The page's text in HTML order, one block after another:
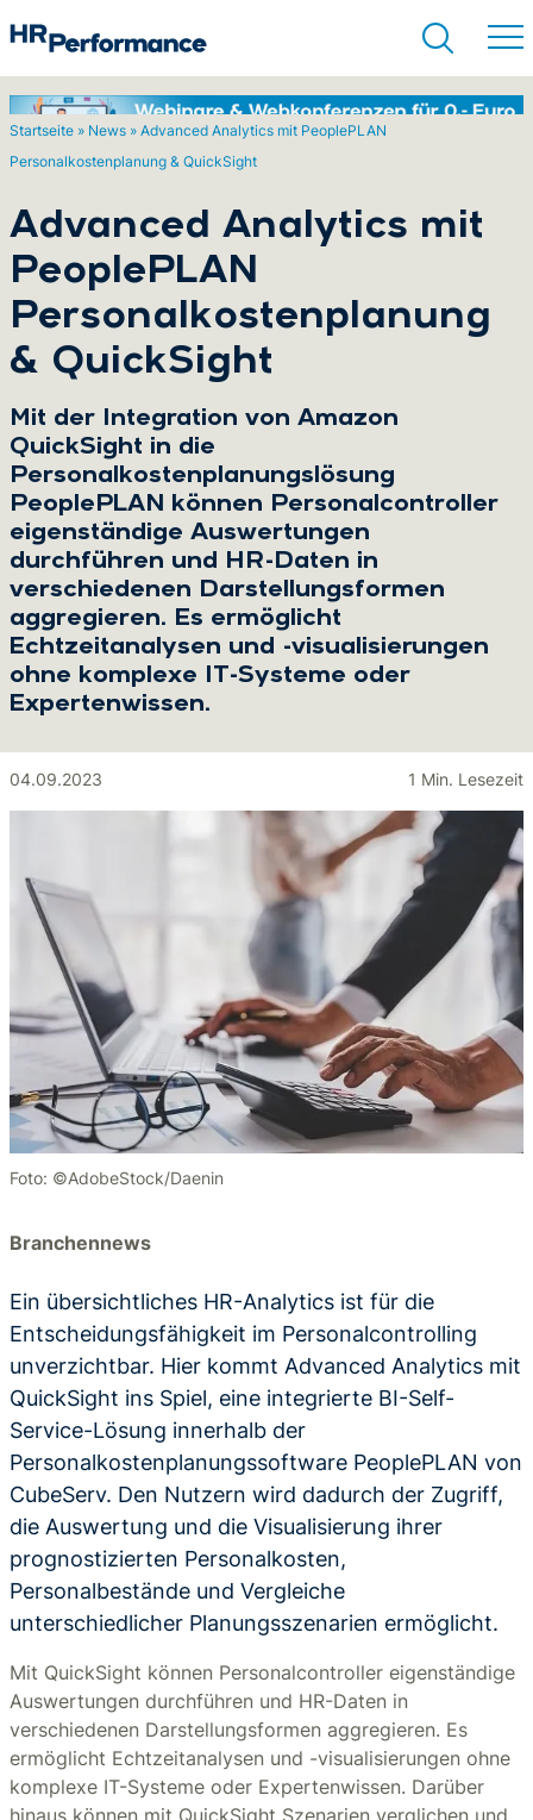
Suchen
Startseite » News » Advanced Analytics mit PeoplePLAN
Personalkostenplanung & QuickSight
Advanced Analytics mit
PeoplePLAN
Personalkostenplanung
& QuickSight
Mit der Integration von Amazon
QuickSight in die
Personalkostenplanungslösung
PeoplePLAN können Personalcontroller
eigenständige Auswertungen
durchführen und HR-Daten in
verschiedenen Darstellungsformen
aggregieren. Es ermöglicht
Echtzeitanalysen und -visualisierungen
ohne komplexe IT-Systeme oder
Expertenwissen.
04.09.2023 1 Min. Lesezeit
Foto: ©AdobeStock/Daenin
Branchennews
Ein übersichtliches HR-Analytics ist für die
Entscheidungsfähigkeit im Personalcontrolling
unverzichtbar. Hier kommt Advanced Analytics mit
QuickSight ins Spiel, eine integrierte BI-Self-
Service-Lösung innerhalb der
Personalkostenplanungssoftware PeoplePLAN von
CubeServ. Den Nutzern wird dadurch der Zugriff,
die Auswertung und die Visualisierung ihrer
prognostizierten Personalkosten,
Personalbestände und Vergleiche
unterschiedlicher Planungsszenarien ermöglicht.
Mit QuickSight können Personalcontroller eigenständige
Auswertungen durchführen und HR-Daten in
verschiedenen Darstellungsformen aggregieren. Es
ermöglicht Echtzeitanalysen und -visualisierungen ohne
komplexe IT-Systeme oder Expertenwissen. Darüber
hinaus können mit QuickSight Szenarien verglichen und